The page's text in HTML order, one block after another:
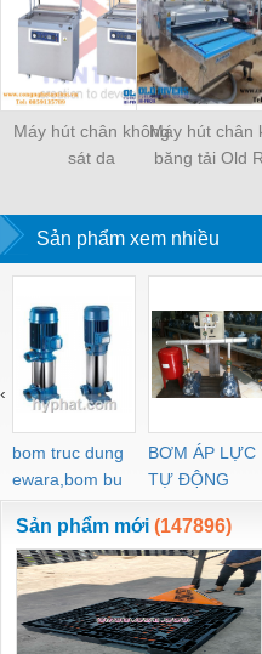
Máy hút chân không
sát da
Máy hút chân
băng tải Old
Sản phẩm xem nhiều
bom truc dung
ewara,bom bu
ewara
BƠM ÁP LỰC
TỰ ĐỘNG
‹
Sản phẩm mới (147896)